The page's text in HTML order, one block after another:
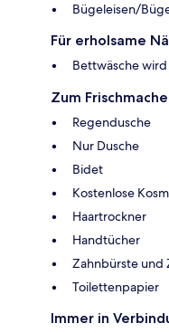
Bügeleisen/
Für erholsame
Bettwäsche
Zum
Regendusche
Nur Dusche
Bidet
Kostenlose
Haartrockner
Handtücher
Zahnbürste und
Toilettenpapier
Immer in